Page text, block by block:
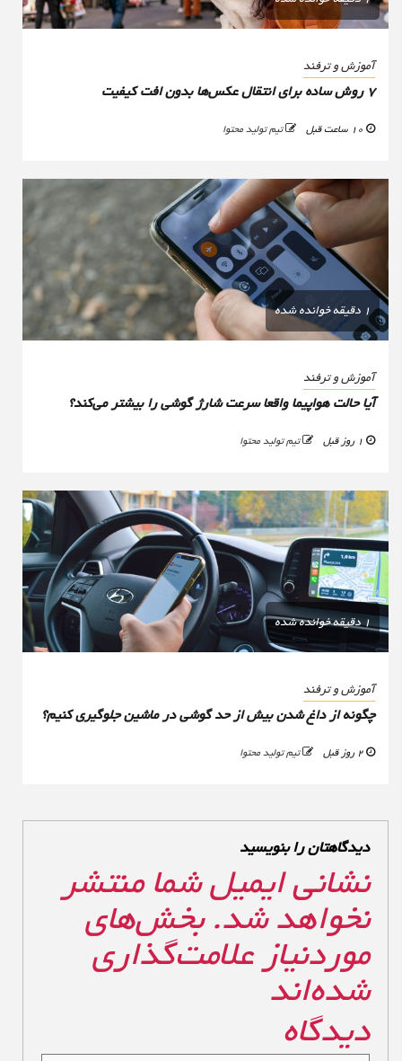
آموزش و ترفند
تیم تولید محتوا
1 دقیقه خوانده شده
آموزش و ترفند
آیا حالت هواپیما واقعا سرعت شارژ گوشی را بیشتر می‌کند؟
تیم تولید محتوا
1 دقیقه خوانده شده
آموزش و ترفند
چگونه از داغ شدن بیش از حد گوشی در ماشین جلوگیری کنیم؟
تیم تولید محتوا
دیدگاهتان را بنویسید
نشانی ایمیل شما منتشر
نخواهد شد.بخش‌های
موردنیاز علامت‌گذاری
شده‌اند*
دیدگاه*